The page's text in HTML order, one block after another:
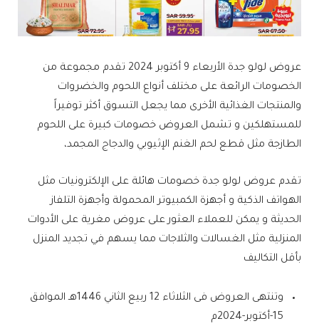
عروض لولو جدة الأربعاء 9 أكتوبر 2024 تقدم مجموعة من
الخصومات الرائعة على مختلف أنواع اللحوم والخضروات
والمنتجات الغذائية الأخرى مما يجعل التسوق أكثر توفيراً
للمستهلكين و تشمل العروض خصومات كبيرة على اللحوم
الطازجة مثل قطع لحم الغنم الإثيوبي والدجاج المجمد،
تقدم عروض لولو جدة خصومات هائلة على الإلكترونيات مثل
الهواتف الذكية و أجهزة الكمبيوتر المحمولة وأجهزة التلفاز
الحديثة و يمكن للعملاء العثور على عروض مغرية على الأدوات
المنزلية مثل الغسالات والثلاجات مما يسهم في تجديد المنزل
بأقل التكاليف
وتنتهى العروض فى الثلاثاء 12 ربيع الثاني 1446هـ الموافق
15-أكتوبر-2024م